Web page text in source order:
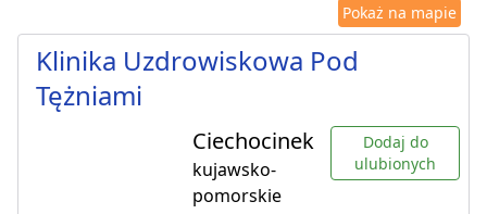
Pokaż na mapie
Klinika Uzdrowiskowa Pod
Tężniami
Ciechocinek
kujawsko-
pomorskie
Dodaj do
ulubionych